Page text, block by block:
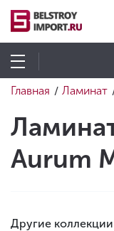
Главная / Ламинат
Aurum
Другие